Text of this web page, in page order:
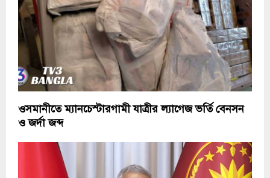
ওসমানীতে ম্যানচেস্টারগামী যাত্রীর ল্যাগেজ ভর্তি বেনসন
ও জর্দা জব্দ